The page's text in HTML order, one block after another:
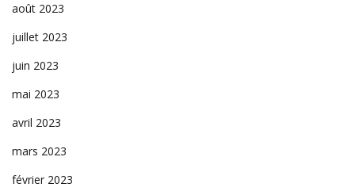
août 2023
juillet 2023
juin 2023
mai 2023
avril 2023
mars 2023
février 2023